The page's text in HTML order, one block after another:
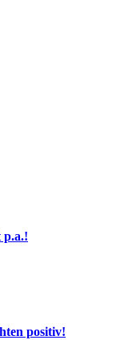
p.a.!
positiv!